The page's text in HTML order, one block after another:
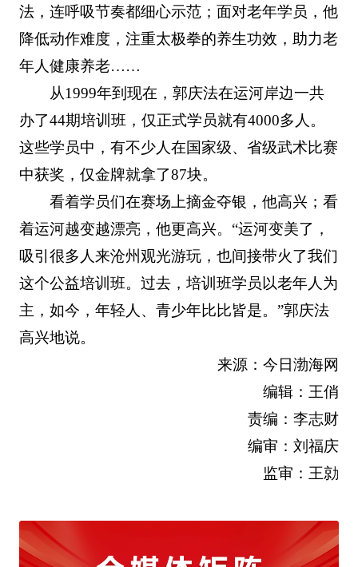
法，连呼吸节奏都细心示范；面对老年学员，他
降低动作难度，注重太极拳的养生功效，助力老
年人健康养老……
从1999年到现在，郭庆法在运河岸边一共
办了44期培训班，仅正式学员就有4000多人。
这些学员中，有不少人在国家级、省级武术比赛
中获奖，仅金牌就拿了87块。
看着学员们在赛场上摘金夺银，他高兴；看
着运河越变越漂亮，他更高兴。“运河变美了，
吸引很多人来沧州观光游玩，也间接带火了我们
这个公益培训班。过去，培训班学员以老年人为
主，如今，年轻人、青少年比比皆是。”郭庆法
高兴地说。
来源：今日渤海网
编辑：王俏
责编：李志财
编审：刘福庆
监审：王勍